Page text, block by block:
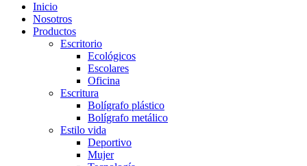
Inicio
Nosotros
Productos
Escritorio
Ecológicos
Escolares
Oficina
Escritura
Bolígrafo plástico
Bolígrafo metálico
Estilo vida
Deportivo
Mujer